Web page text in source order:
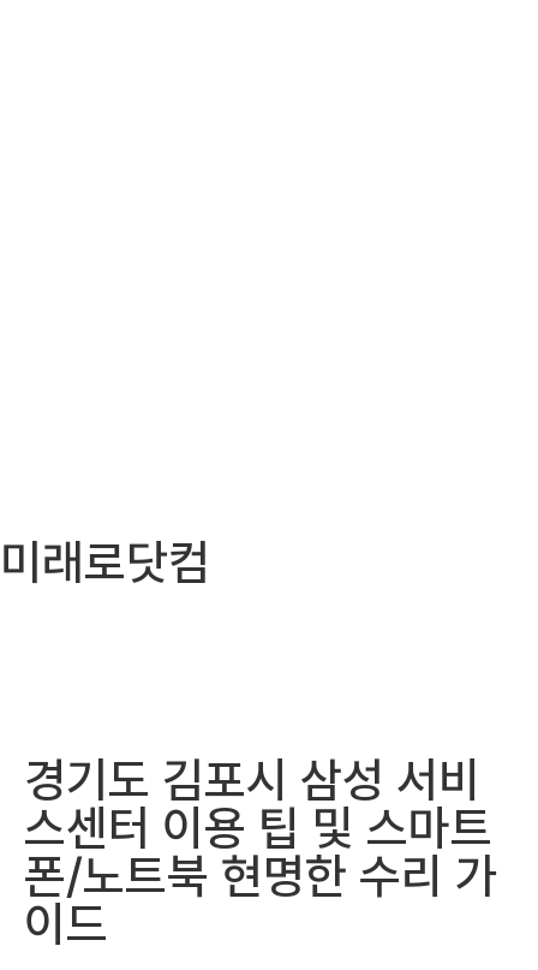
미래로닷컴
경기도 김포시 삼성 서비
스센터 이용 팁 및 스마트
폰/노트북 현명한 수리 가
이드